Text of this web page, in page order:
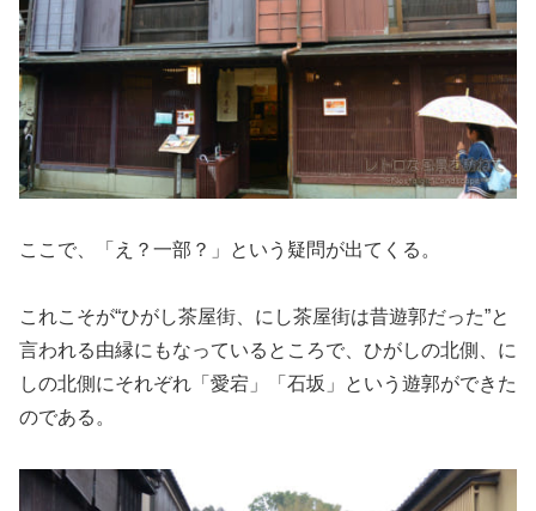
ここで、「え？一部？」という疑問が出てくる。
これこそが“ひがし茶屋街、にし茶屋街は昔遊郭だった”と
言われる由縁にもなっているところで、ひがしの北側、に
しの北側にそれぞれ「愛宕」「石坂」という遊郭ができた
のである。